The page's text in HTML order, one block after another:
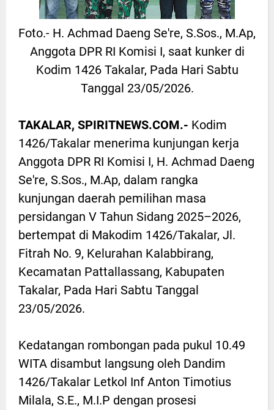
Foto.- H. Achmad Daeng Se're, S.Sos., M.Ap,
Anggota DPR RI Komisi I, saat kunker di
Kodim 1426 Takalar, Pada Hari Sabtu
Tanggal 23/05/2026.
TAKALAR, SPIRITNEWS.COM.- Kodim
1426/Takalar menerima kunjungan kerja
Anggota DPR RI Komisi I, H. Achmad Daeng
Se're, S.Sos., M.Ap, dalam rangka
kunjungan daerah pemilihan masa
persidangan V Tahun Sidang 2025–2026,
bertempat di Makodim 1426/Takalar, Jl.
Fitrah No. 9, Kelurahan Kalabbirang,
Kecamatan Pattallassang, Kabupaten
Takalar, Pada Hari Sabtu Tanggal
23/05/2026.
Kedatangan rombongan pada pukul 10.49
WITA disambut langsung oleh Dandim
1426/Takalar Letkol Inf Anton Timotius
Milala, S.E., M.I.P dengan prosesi